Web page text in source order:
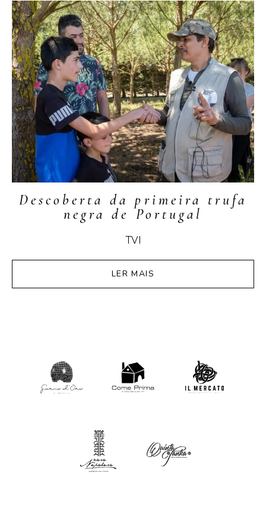
Descoberta da primeira trufa
negra de Portugal
TVI
LER MAIS